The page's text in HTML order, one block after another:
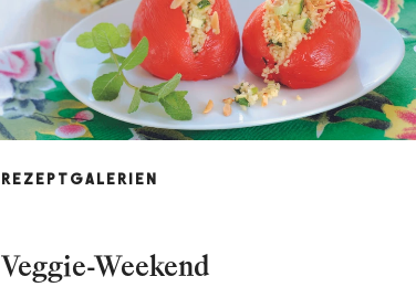
REZEPTGALERIEN
Veggie-Weekend